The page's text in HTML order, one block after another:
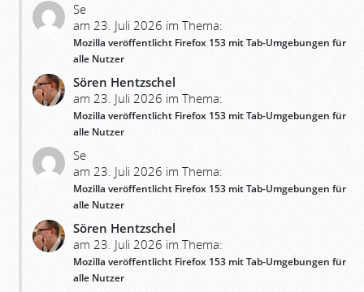
Se
am 23. Juli 2026 im Thema:
Mozilla veröffentlicht Firefox 153 mit Tab-Umgebungen für
alle Nutzer
Sören Hentzschel
am 23. Juli 2026 im Thema:
Mozilla veröffentlicht Firefox 153 mit Tab-Umgebungen für
alle Nutzer
Se
am 23. Juli 2026 im Thema:
Mozilla veröffentlicht Firefox 153 mit Tab-Umgebungen für
alle Nutzer
Sören Hentzschel
am 23. Juli 2026 im Thema:
Mozilla veröffentlicht Firefox 153 mit Tab-Umgebungen für
alle Nutzer